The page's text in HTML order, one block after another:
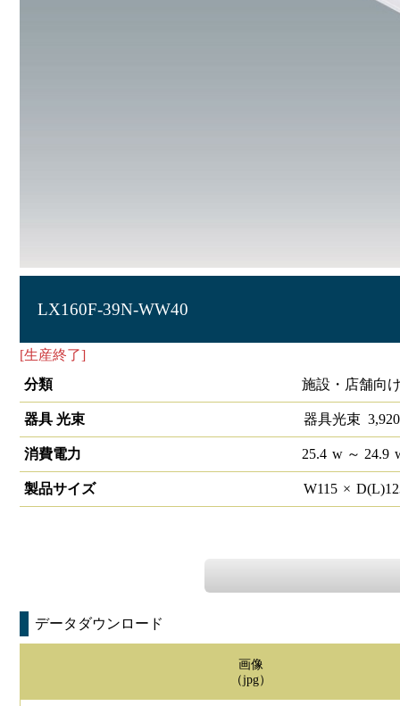
LX160F-39N-WW40
[生産終了]
分類
施設・店舗向
器具 光束 器具光束 3,920
消費電力 25.4 w～ 24.9
製品サイズ W115 × D(L)
データダウンロード
画像
（jpg）